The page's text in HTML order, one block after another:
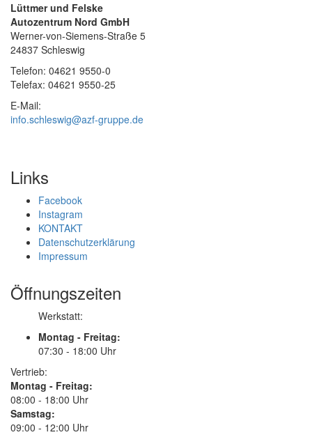
Lüttmer und Felske
Autozentrum Nord GmbH
Werner-von-Siemens-Straße 5
24837 Schleswig
Telefon: 04621 9550-0
Telefax: 04621 9550-25
E-Mail:
info.schleswig@azf-gruppe.de
Links
Facebook
Instagram
KONTAKT
Datenschutzerklärung
Impressum
Öffnungszeiten
Werkstatt:
Montag - Freitag:
07:30 - 18:00 Uhr
Vertrieb:
Montag - Freitag:
08:00 - 18:00 Uhr
Samstag:
09:00 - 12:00 Uhr